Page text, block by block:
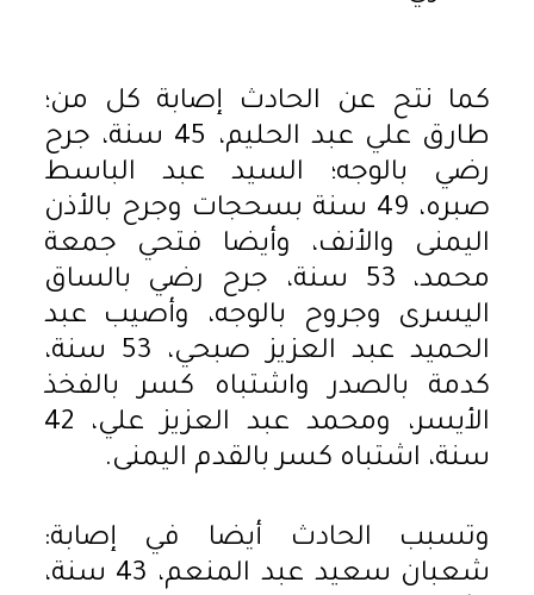
كما نتح عن الحادث إصابة كل من؛
طارق علي عبد الحليم، 45 سنة، جرح
رضي بالوجه؛ السيد عبد الباسط
صبره، 49 سنة بسحجات وجرح بالأذن
اليمنى والأنف، وأيضا فتحي جمعة
محمد، 53 سنة، جرح رضي بالساق
اليسرى وجروح بالوجه، وأصيب عبد
الحميد عبد العزيز صبحي، 53 سنة،
كدمة بالصدر واشتباه كسر بالفخذ
الأيسر، ومحمد عبد العزيز علي، 42
سنة، اشتباه كسر بالقدم اليمنى.
وتسبب الحادث أيضا في إصابة:
شعبان سعيد عبد المنعم، 43 سنة،